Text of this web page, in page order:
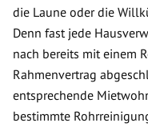
die Laune oder die
Denn fast jede
nach bereits mit einem
Rahmenvertrag
entsprechende
bestimmte